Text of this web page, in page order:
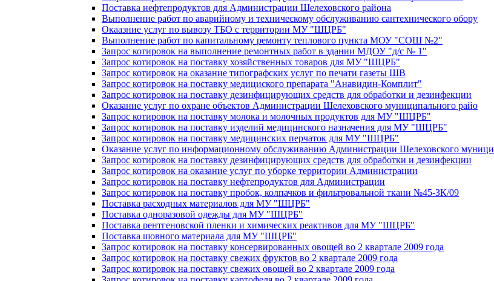
Поставка нефтепродуктов для Администрации Шелеховского района
Выполнение работ по аварийному и техническому обслуживанию сантехнического обору
Окаазние услуг по вывозу ТБО с территории МУ "ШЦРБ"
Выполнение работ по капитальному ремонту теплового пункта МОУ "СОШ №2"
Запрос котировок на выполнение ремонтных работ в здании МДОУ "д/с № 1"
Запрос котировок на поставку хозяйственных товаров для МУ "ШЦРБ"
Запрос котировок на оказание типографских услуг по печати газеты ШВ
Запрос котировок на поставку медициского препарата "Анавидин-Комплит"
Запрос котировок на поставку дезинфицирующих средств для обработки и дезинфекции
Оказание услуг по охране объектов Администрации Шелеховского муниципального райо
Запрос котировок на поставку молока и молочных продуктов для МУ "ШЦРБ"
Запрос котировок на поставку изделий медицинского назначения для МУ "ШЦРБ"
Запрос котировок на поставку медицинских перчаток для МУ "ШЦРБ"
Оказание услуг по информационному обслуживанию Администрации Шелеховского муници
Запрос котировок на поставку дезинфицирующих средств для обработки и дезинфекции
Запрос котировок на оказание услуг по уборке территории Администрации
Запрос котировок на поставку нефтепродуктов для Администрации
Запрос котировок на поставку пробок, колпачков и фильтровальной ткани №45-ЗК/09
Поставка расходных материалов для МУ "ШЦРБ"
Поставка одноразовой одежды для МУ "ШЦРБ"
Поставка рентгеновской пленки и химических реактивов для МУ "ШЦРБ"
Поставка шовного материала для МУ "ШЦРБ"
Запрос котировок на поставку консервированных овощей во 2 квартале 2009 года
Запрос котировок на поставку свежих фруктов во 2 квартале 2009 года
Запрос котировок на поставку свежих овощей во 2 квартале 2009 года